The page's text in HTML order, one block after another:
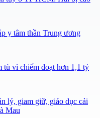
y tâm thần Trung ương
tù vì chiếm đoạt hơn 1,1 tỷ
lý, giam giữ, giáo dục cải
Mau